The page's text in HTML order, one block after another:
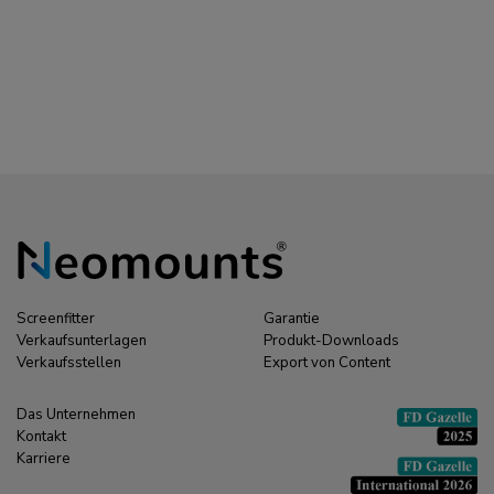
Screenfitter
Verkaufsunterlagen
Verkaufsstellen
Garantie
Produkt-Downloads
Export von Content
Das Unternehmen
Kontakt
Karriere